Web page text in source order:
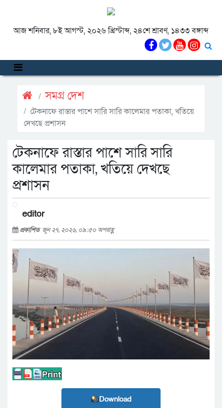
আজ শনিবার, ৮ই আগস্ট, ২০২৬ খ্রিস্টাব্দ, ২৪শে শ্রাবণ, ১৪৩৩ বঙ্গাব্দ
সমগ্র দেশ
টেকনাফে রাস্তার পাশে সারি সারি কালেমার পতাকা, খতিয়ে
দেখছে প্রশাসন
টেকনাফে রাস্তার পাশে সারি সারি
কালেমার পতাকা, খতিয়ে দেখছে
প্রশাসন
editor
প্রকাশিত জুন ২৭, ২০২৬, ০৯:৫০ অপরাহ্ণ
Download